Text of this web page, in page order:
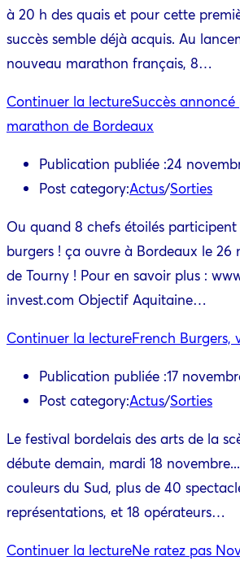
à 20 h des quais et pour cette
succès semble déjà acquis. Au
nouveau marathon français, 8…
Continuer la lectureSuccès annoncé
marathon de Bordeaux
Publication publiée :24
Post category:Actus/Sorties
Ou quand 8 chefs étoilés
burgers ! ça ouvre à Bordeaux le 26
de Tourny ! Pour en savoir plus :
invest.com Objectif Aquitaine…
Continuer la lectureFrench Burgers,
Publication publiée :17
Post category:Actus/Sorties
Le festival bordelais des arts de la
débute demain, mardi 18
couleurs du Sud, plus de 40
représentations, et 18 opérateurs…
Continuer la lectureNe ratez pas